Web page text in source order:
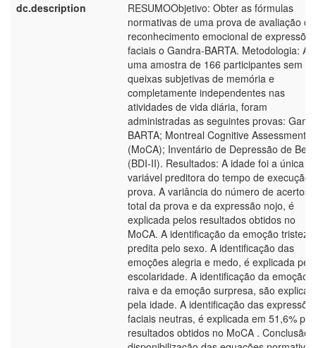
dc.description
RESUMOObjetivo: Obter as fórmulas
normativas de uma prova de avaliação do
reconhecimento emocional de expressões
faciais o Gandra-BARTA. Metodologia: A
uma amostra de 166 participantes sem
queixas subjetivas de memória e
completamente independentes nas
atividades de vida diária, foram
administradas as seguintes provas:
BARTA; Montreal Cognitive Assessment
(MoCA); Inventário de Depressão de
(BDI-II). Resultados: A idade foi a única
variável preditora do tempo de execução
prova. A variância do número de acertos
total da prova e da expressão nojo, é
explicada pelos resultados obtidos no
MoCA. A identificação da emoção
predita pelo sexo. A identificação das
emoções alegria e medo, é explicada pela
escolaridade. A identificação da emoção
raiva e da emoção surpresa, são
pela idade. A identificação das
faciais neutras, é explicada em 51,6%
resultados obtidos no MoCA . Conclusão: